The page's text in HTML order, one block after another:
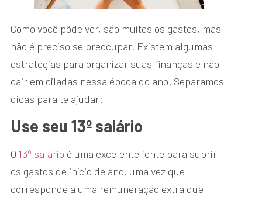
Como você pôde ver, são muitos os gastos, mas
não é preciso se preocupar. Existem algumas
estratégias para organizar suas finanças e não
cair em ciladas nessa época do ano. Separamos
dicas para te ajudar:
Use seu 13º salário
O 13º salário é uma excelente fonte para suprir
os gastos de início de ano, uma vez que
corresponde a uma remuneração extra que